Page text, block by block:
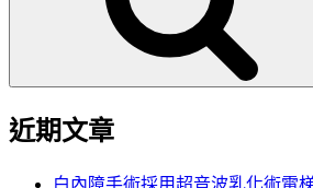
近期文章
白內障手術採用超音波乳化術電